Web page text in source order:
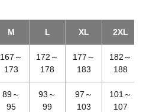
M L XL 2XL
167～
173
172～
178
177～
183
182～
188
89～
95
93～
99
97～
103
101～
107